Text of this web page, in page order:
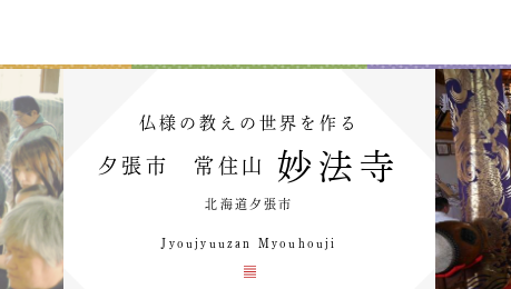
仏様の教えの世界を作る
夕張市 常住山 妙法寺
北海道夕張市
Jyoujyuuzan Myouhouji